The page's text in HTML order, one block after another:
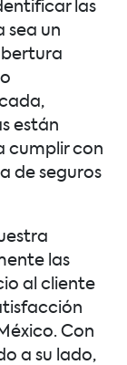
las
sea un
están
cumplir con
de seguros
las
al cliente
Con
a su lado,